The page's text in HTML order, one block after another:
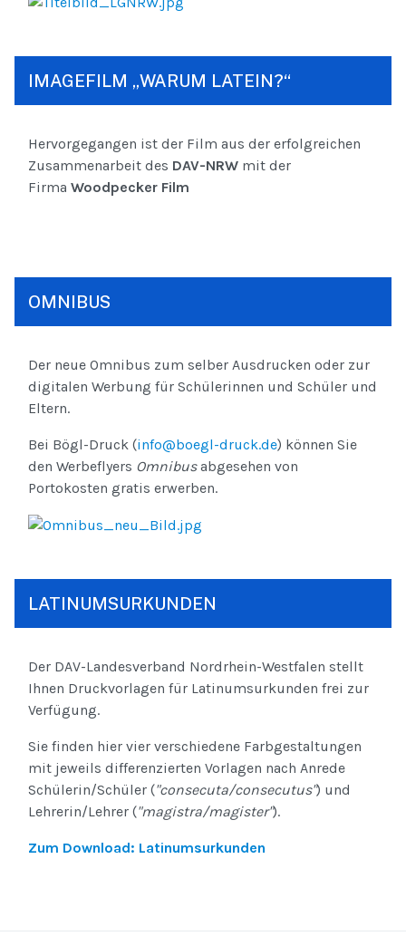
IMAGEFILM „WARUM LATEIN?“
Hervorgegangen ist der Film aus der erfolgreichen
Zusammenarbeit des DAV-NRW mit der
Firma Woodpecker Film
OMNIBUS
Der neue Omnibus zum selber Ausdrucken oder zur
digitalen Werbung für Schülerinnen und Schüler und
Eltern.
Bei Bögl-Druck (info@boegl-druck.de) können Sie
den Werbeflyers Omnibusabgesehen von
Portokosten gratis erwerben.
LATINUMSURKUNDEN
Der DAV-Landesverband Nordrhein-Westfalen stellt
Ihnen Druckvorlagen für Latinumsurkunden frei zur
Verfügung.
Sie finden hier vier verschiedene Farbgestaltungen
mit jeweils differenzierten Vorlagen nach Anrede
Schülerin/Schüler ("consecuta/consecutus") und
Lehrerin/Lehrer ("magistra/magister").
Zum Download: Latinumsurkunden